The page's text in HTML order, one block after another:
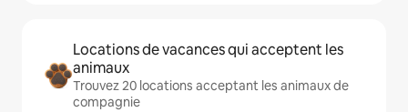
Locations de vacances qui acceptent les
animaux
Trouvez 20 locations acceptant les animaux de
compagnie